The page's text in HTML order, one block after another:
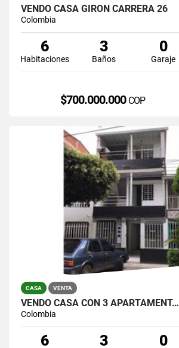
VENDO CASA GIRON CARRERA 26
Colombia
6
Habitaciones
3
Baños
0
Garaje
$700.000.000 COP
CASA VENTA
VENDO CASA CON 3 APARTAMENT…
Colombia
6 3 0